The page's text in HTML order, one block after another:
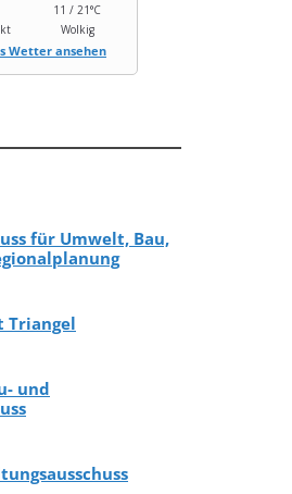
11 / 21°C
Wolkig
Wetter ansehen
für Umwelt, Bau,
Triangel
und